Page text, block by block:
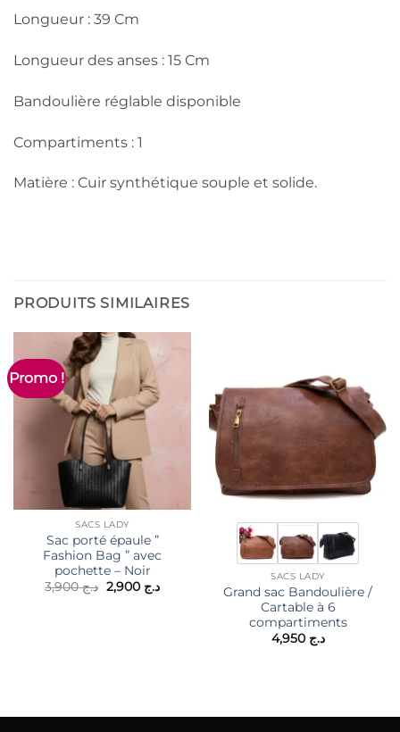
Longueur : 39 Cm
Longueur des anses : 15 Cm
Bandoulière réglable disponible
Compartiments : 1
Matière : Cuir synthétique souple et solide.
PRODUITS SIMILAIRES
Promo !
SACS LADY
Sac porté épaule ”
Fashion Bag ” avec
pochette – Noir
د.ج3,900
Le
prix
د.ج 2,900
Le
SACS LADY
Grand sac Bandoulière /
Cartable à 6
compartiments
د.ج 4,950